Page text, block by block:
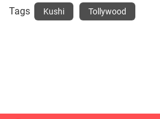
Tags Kushi Tollywood